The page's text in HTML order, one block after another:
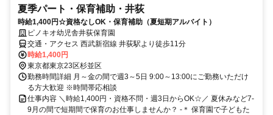
夏季パート・保育補助・井荻
時給1,400円☆資格なしOK・保育補助（夏短期アルバイト）
ピノキオ幼児舎井荻保育園
交通・アクセス 西武新宿線 井荻駅より徒歩11分
時給1,400円
東京都東京23区杉並区
勤務時間詳細 月～金の間で週3～5日 9:00～13:00にご勤務いただけ
る方大歓迎 ※時間帯応相談
仕事内容 ＼時給1,400円・資格不問・週3日からOK☆／ 夏休みなど7-
9月の間で短期間で保育のお仕事しませんか？ -＊ 保育園で子どもた